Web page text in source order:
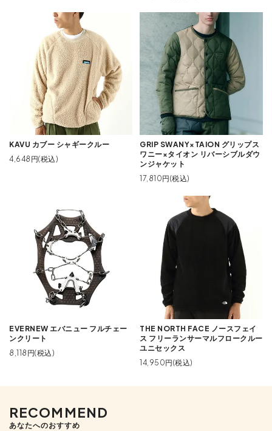
KAVU カブー シャギークルー
4,648円(税込)
GRIP SWANY×TAION グリップス
ワニー×タイオン リバーシブルダウ
ンジャケット
17,810円(税込)
EVERNEW エバニュー フルチェー
ンクリート
8,118円(税込)
THE NORTH FACE ノースフェイ
ス フリーランサーマルフロークルー
ユニセックス
14,950円(税込)
RECOMMEND
あなたへのおすすめ